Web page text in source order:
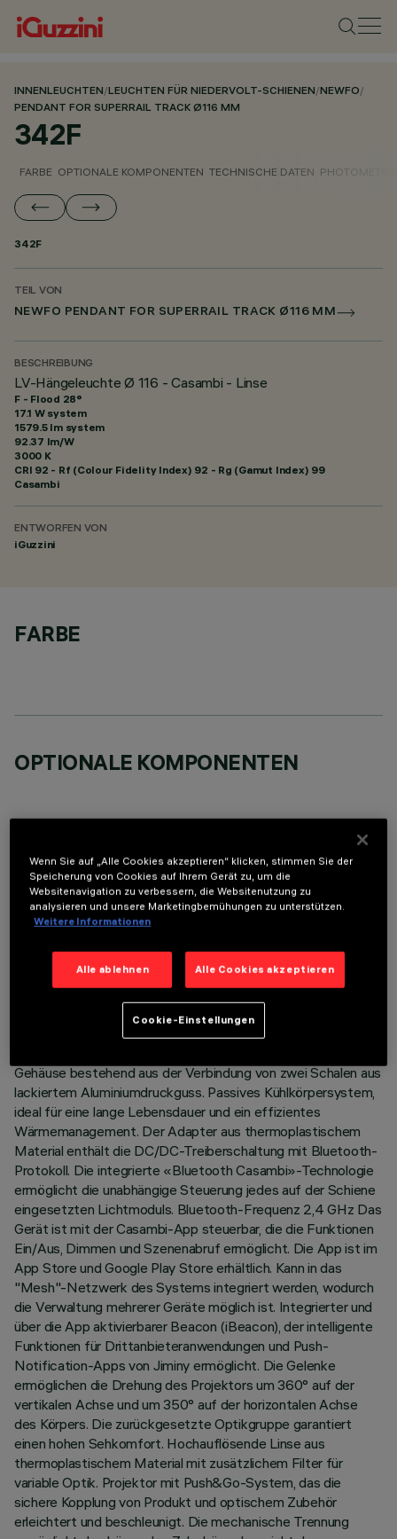
INNENLEUCHTEN/LEUCHTEN FÜR NIEDERVOLT-SCHIENEN/NEWFO/
PENDANT FOR SUPERRAIL TRACK Ø116 MM
342F
FARBE OPTIONALE KOMPONENTEN TECHNISCHE DATEN
342F
TEIL VON
NEWFO PENDANT FOR SUPERRAIL TRACK Ø116 MM
BESCHREIBUNG
LV-Hängeleuchte Ø 116 - Casambi - Linse
F - Flood 28°
17.1 W system
1579.5 lm system
92.37 lm/W
3000 K
CRI 92 - Rf (Colour Fidelity Index) 92 - Rg (Gamut Index) 99
Casambi
ENTWORFEN VON
iGuzzini
FARBE
OPTIONALE KOMPONENTEN
TECHNISCHE DATEN
LETZTES UPDATE: 07.08.2026
Installation auf einer 48V-Niedervoltschiene Superrail -
Version mit mechanischer Neigungsarretierung und
Gehäuse bestehend aus der Verbindung von zwei Schalen aus
lackiertem Aluminiumdruckguss. Passives Kühlkörpersystem,
ideal für eine lange Lebensdauer und ein effizientes
Wärmemanagement. Der Adapter aus thermoplastischem
Material enthält die DC/DC-Treiberschaltung mit Bluetooth-
Protokoll. Die integrierte «Bluetooth Casambi»-Technologie
ermöglicht die unabhängige Steuerung jedes auf der Schiene
eingesetzten Lichtmoduls. Bluetooth-Frequenz 2,4 GHz Das
Gerät ist mit der Casambi-App steuerbar, die die Funktionen
Ein/Aus, Dimmen und Szenenabruf ermöglicht. Die App ist im
App Store und Google Play Store erhältlich. Kann in das
"Mesh"-Netzwerk des Systems integriert werden, wodurch
die Verwaltung mehrerer Geräte möglich ist. Integrierter und
über die App aktivierbarer Beacon (iBeacon), der intelligente
Funktionen für Drittanbieteranwendungen und Push-
Notification-Apps von Jiminy ermöglicht. Die Gelenke
ermöglichen die Drehung des Projektors um 360° auf der
vertikalen Achse und um 350° auf der horizontalen Achse
des Körpers. Die zurückgesetzte Optikgruppe garantiert
einen hohen Sehkomfort. Hochauflösende Linse aus
thermoplastischem Material mit zusätzlichem Filter für
variable Optik. Projektor mit Push&Go-System, das die
sichere Kopplung von Produkt und optischem Zubehör
erleichtert und beschleunigt. Die mechanische Trennung
Wenn Sie auf „Alle Cookies akzeptieren“ klicken, stimmen Sie der
Speicherung von Cookies auf Ihrem Gerät zu, um die
Websitenavigation zu verbessern, die Websitenutzung zu
analysieren und unsere Marketingbemühungen zu unterstützen.
Weitere Informationen
Alle ablehnen Alle Cookies akzeptieren
Cookie-Einstellungen